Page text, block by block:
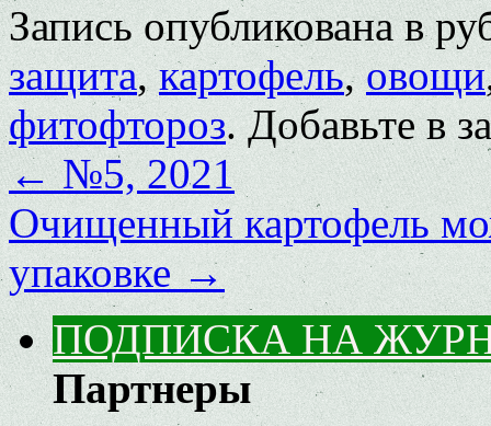
Запись опубликована в
защита,картофель,овощи
фитофтороз. Добавьте в
←№5, 2021
Очищенный картофель
упаковке →
ПОДПИСКА НА
Партнеры